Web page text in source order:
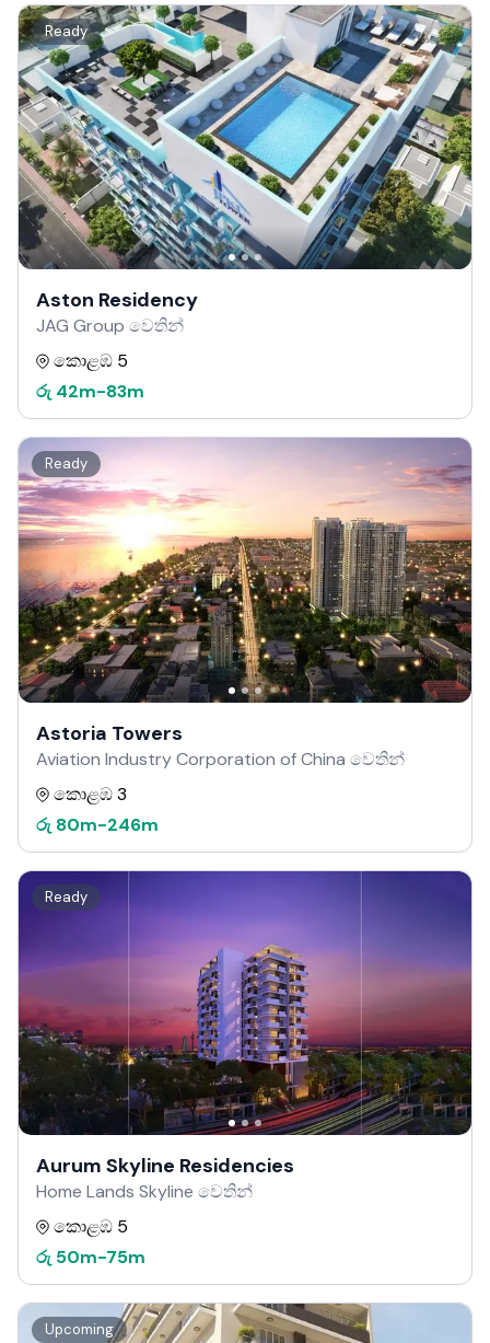
Ready
Aston Residency
JAG Group වෙතින්
කොළඹ 5
රු 42m-83m
Ready
Astoria Towers
Aviation Industry Corporation of China වෙතින්
කොළඹ 3
රු 80m-246m
Ready
Aurum Skyline Residencies
Home Lands Skyline වෙතින්
කොළඹ 5
රු 50m-75m
Upcoming